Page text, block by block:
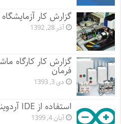
گزارش کار
آذر 28, 1392
گزارش کار کارگاه
فرمان
دی 3, 1393
استفاده از IDE آردوینو
آبان 4, 1399